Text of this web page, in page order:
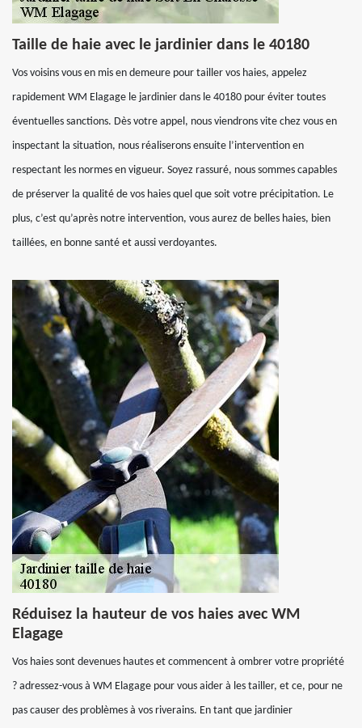
Taille de haie avec le jardinier dans le 40180
Vos voisins vous en mis en demeure pour tailler vos haies, appelez
rapidement WM Elagage le jardinier dans le 40180 pour éviter toutes
éventuelles sanctions. Dès votre appel, nous viendrons vite chez vous en
inspectant la situation, nous réaliserons ensuite l’intervention en
respectant les normes en vigueur. Soyez rassuré, nous sommes capables
de préserver la qualité de vos haies quel que soit votre précipitation. Le
plus, c’est qu’après notre intervention, vous aurez de belles haies, bien
taillées, en bonne santé et aussi verdoyantes.
Réduisez la hauteur de vos haies avec WM
Elagage
Vos haies sont devenues hautes et commencent à ombrer votre propriété
? adressez-vous à WM Elagage pour vous aider à les tailler, et ce, pour ne
pas causer des problèmes à vos riverains. En tant que jardinier